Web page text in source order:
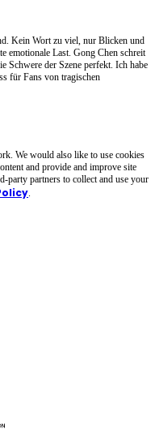
Kein Wort zu viel, nur Blicken und
emotionale Last. Gong Chen schreit
Schwere der Szene perfekt. Ich habe
für Fans von tragischen
We would also like to use cookies
and provide and improve site
party partners to collect and use your
.